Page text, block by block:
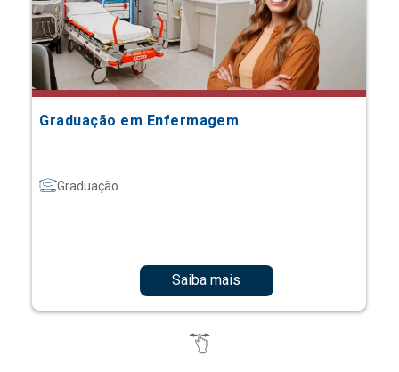
Graduação em Enfermagem
Graduação
Saiba mais